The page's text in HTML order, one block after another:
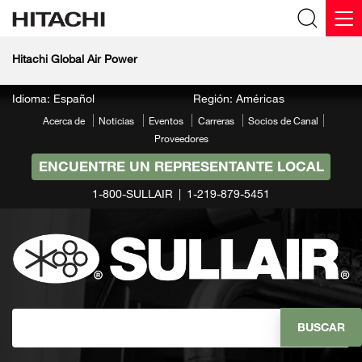
Hitachi Global Air Power
Idioma: Español Región: Américas
Acerca de Noticias Eventos Carreras
Socios de Canal
Proveedores
ENCUENTRE UN REPRESENTANTE LOCAL
1-800-SULLAIR 1-219-879-5451